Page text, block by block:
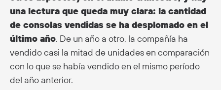
una lectura que queda muy clara: la cantidad
de consolas vendidas se ha desplomado en el
último año. De un año a otro, la compañía ha
vendido casi la mitad de unidades en comparación
con lo que se había vendido en el mismo período
del año anterior.